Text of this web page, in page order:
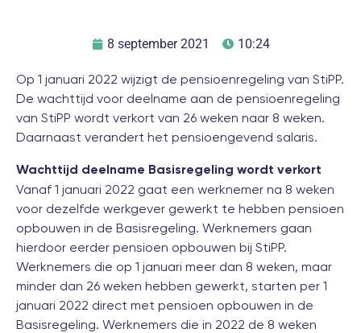
8 september 2021 10:24
Op 1 januari 2022 wijzigt de pensioenregeling van StiPP.
De wachttijd voor deelname aan de pensioenregeling
van StiPP wordt verkort van 26 weken naar 8 weken.
Daarnaast verandert het pensioengevend salaris.
Wachttijd deelname Basisregeling wordt verkort
Vanaf 1 januari 2022 gaat een werknemer na 8 weken
voor dezelfde werkgever gewerkt te hebben pensioen
opbouwen in de Basisregeling. Werknemers gaan
hierdoor eerder pensioen opbouwen bij StiPP.
Werknemers die op 1 januari meer dan 8 weken, maar
minder dan 26 weken hebben gewerkt, starten per 1
januari 2022 direct met pensioen opbouwen in de
Basisregeling. Werknemers die in 2022 de 8 weken